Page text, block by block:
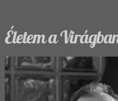
Életem a